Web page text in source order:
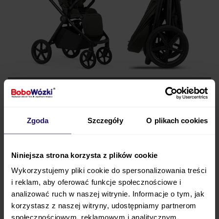
Zgoda Szczegóły O plikach cookies
Niniejsza strona korzysta z plików cookie
Wykorzystujemy pliki cookie do spersonalizowania treści
i reklam, aby oferować funkcje społecznościowe i
analizować ruch w naszej witrynie. Informacje o tym, jak
korzystasz z naszej witryny, udostępniamy partnerom
społecznościowym, reklamowym i analitycznym.
Claro 2 umożliwia ustawienie gondoli i spacerówki na
dwóch poziomach wysokości. Dzięki temu rodzic
wzrostu oraz ograniczyć przeciążenie pleców
podczas codziennej opieki.
Wygoda rodzica